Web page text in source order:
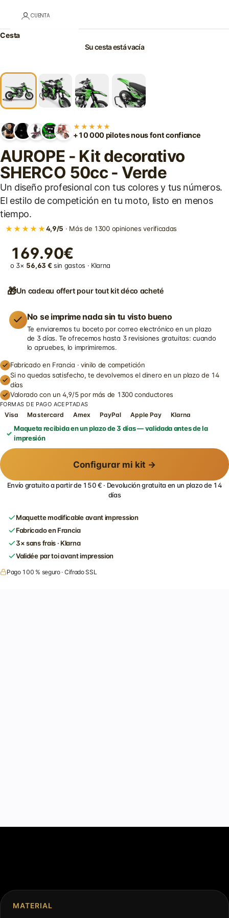
CUENTA
Cesta
Su cesta está vacía
★★★★★
+10 000 pilotes nous font confiance
AUROPE - Kit decorativo
SHERCO 50cc - Verde
Un diseño profesional con tus colores y tus números.
El estilo de competición en tu moto, listo en menos
tiempo.
★★★★★4,9/5 · Más de 1300 opiniones verificadas
169.90€
o 3× 56,63 € sin gastos · Klarna
🎁Un cadeau offert pour tout kit déco acheté
No se imprime nada sin tu visto bueno
Te enviaremos tu boceto por correo electrónico en un plazo
de 3 días. Te ofrecemos hasta 3 revisiones gratuitas: cuando
lo apruebes, lo imprimiremos.
Fabricado en Francia · vinilo de competición
Si no quedas satisfecho, te devolvemos el dinero en un plazo de 14
días
Valorado con un 4,9/5 por más de 1300 conductores
FORMAS DE PAGO ACEPTADAS
Visa Mastercard Amex PayPal Apple Pay Klarna
Maqueta recibida en un plazo de 3 días — validada antes de la
impresión
Configurar mi kit →
Envío gratuito a partir de 150 € · Devolución gratuita en un plazo de 14
días
Maquette modificable avant impression
Fabricado en Francia
3× sans frais · Klarna
Validée par toi avant impression
Pago 100 % seguro · Cifrado SSL
MATERIAL